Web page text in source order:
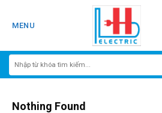
MENU
Nothing Found